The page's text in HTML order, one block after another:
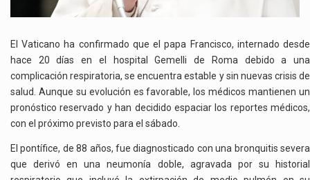
SIGUE
El Vaticano ha confirmado que el papa Francisco, internado desde
hace 20 días en el hospital Gemelli de Roma debido a una
complicación respiratoria, se encuentra estable y sin nuevas crisis de
salud. Aunque su evolución es favorable, los médicos mantienen un
pronóstico reservado y han decidido espaciar los reportes médicos,
con el próximo previsto para el sábado.
El pontífice, de 88 años, fue diagnosticado con una bronquitis severa
que derivó en una neumonía doble, agravada por su historial